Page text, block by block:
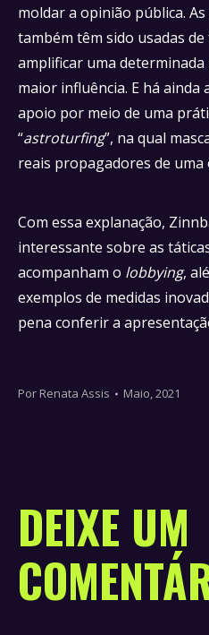
moldar a opinião pública.
também têm sido usadas
amplificar uma
maior influência. E há ainda
apoio por meio de uma
“astroturfing”, na qual
reais propagadores de uma
Com essa explanação,
interessante sobre as
acompanham o lobbying,
exemplos de medidas
pena conferir a
Por Renata Assis Maio, 2021
DEIXE UM